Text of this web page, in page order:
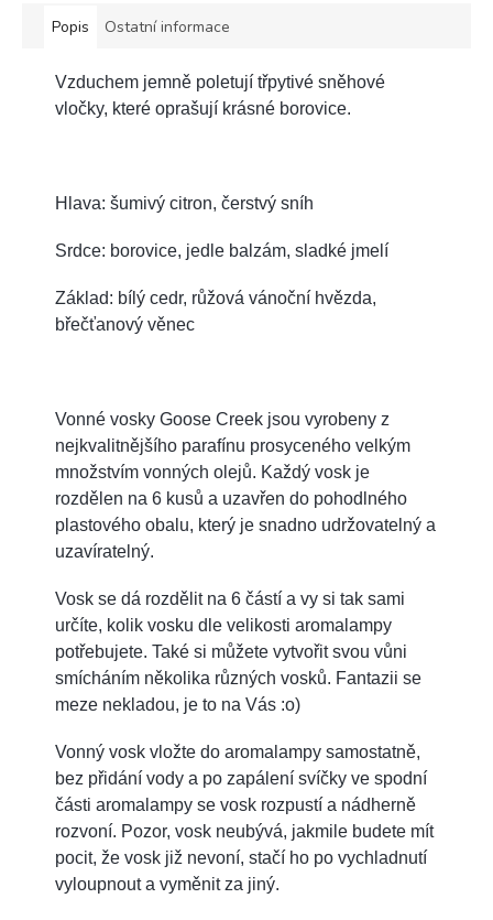
Popis Ostatní informace
Vzduchem jemně poletují třpytivé sněhové
vločky, které oprašují krásné borovice.
Hlava: šumivý citron, čerstvý sníh
Srdce: borovice, jedle balzám, sladké jmelí
Základ: bílý cedr, růžová vánoční hvězda,
břečťanový věnec
Vonné vosky Goose Creek jsou vyrobeny z
nejkvalitnějšího parafínu prosyceného velkým
množstvím vonných olejů. Každý vosk je
rozdělen na 6 kusů a uzavřen do pohodlného
plastového obalu, který je snadno udržovatelný a
uzavíratelný.
Vosk se dá rozdělit na 6 částí a vy si tak sami
určíte, kolik vosku dle velikosti aromalampy
potřebujete. Také si můžete vytvořit svou vůni
smícháním několika různých vosků. Fantazii se
meze nekladou, je to na Vás :o)
Vonný vosk vložte do aromalampy samostatně,
bez přidání vody a po zapálení svíčky ve spodní
části aromalampy se vosk rozpustí a nádherně
rozvoní. Pozor, vosk neubývá, jakmile budete mít
pocit, že vosk již nevoní, stačí ho po vychladnutí
vyloupnout a vyměnit za jiný.